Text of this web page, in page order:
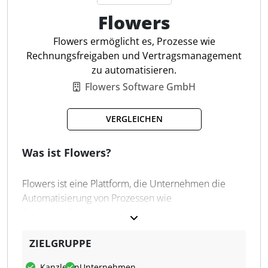
Dokumentenverwaltung
Digitale Rechnungsverarbeitung
Multi-Email-Integration
Mobile Scan-App
Anpassbare Importregeln
Digitaler Belegaustausch
Flexible Exportoptionen
Zentrales Postfach
Workflow-Management
Flowers
Flowers ermöglicht es, Prozesse wie
Rechnungsfreigaben und Vertragsmanagement
zu automatisieren.
Flowers Software GmbH
VERGLEICHEN
Was ist Flowers?
Flowers ist eine Plattform, die Unternehmen die
Automatisierung von Prozessen wie
IT-Systeme, unterstützt die digitale Transformation
ZIELGRUPPE